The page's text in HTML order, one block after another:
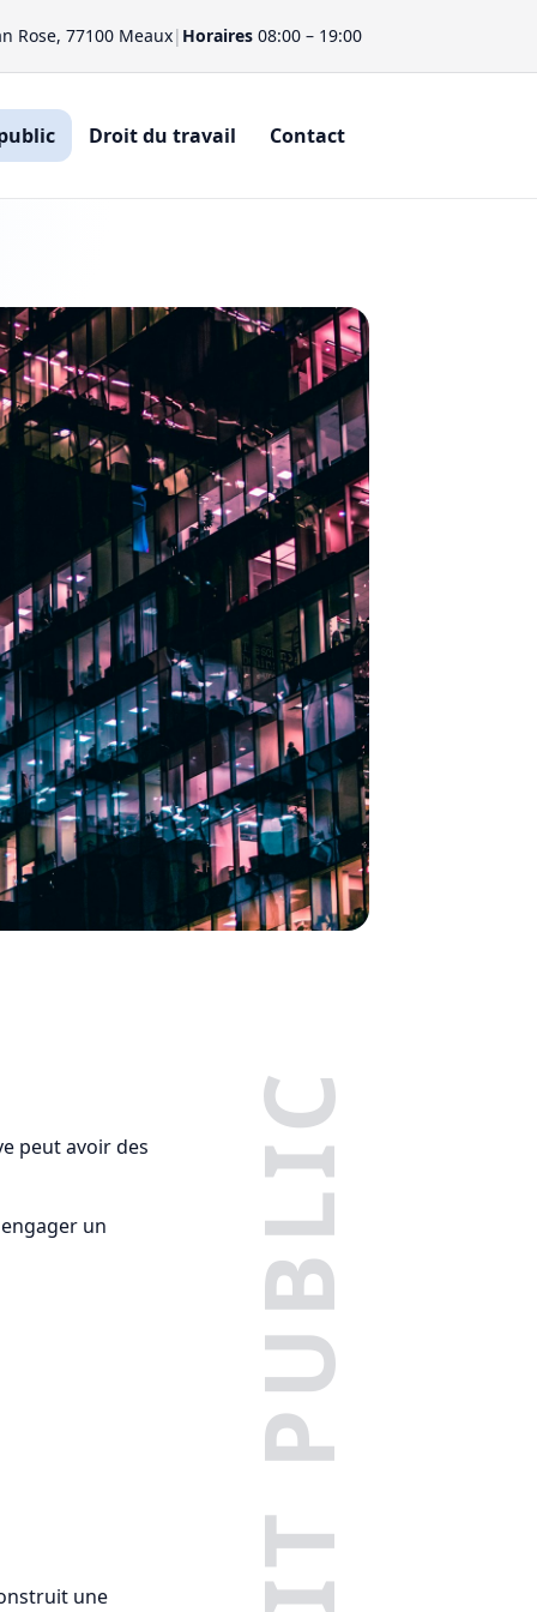
Rose, 77100 Meaux| Horaires 08:00 – 19:00
Droit du travail Contact
peut avoir des
un
une